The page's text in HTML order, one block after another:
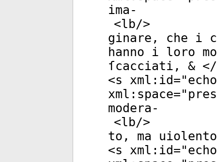
ima-
<lb/>
ginare, che i
hanno i loro
ſcacciati, & </
<s xml:id="
xml:space="
modera-
<lb/>
to, ma
<s xml:id="